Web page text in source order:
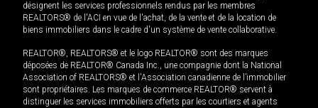
désignent les services professionnels rendus par les membres
REALTORS® de l'ACI en vue de l'achat, de la vente et de la location de
biens immobiliers dans le cadre d'un système de vente collaborative.
REALTOR®, REALTORS® et le logo REALTOR® sont des marques
déposées de REALTOR® Canada Inc., une compagnie dont la National
Association of REALTORS® et l'Association canadienne de l’immobilier
sont propriétaires. Les marques de commerce REALTOR® servent à
distinguer les services immobiliers offerts par les courtiers et agents